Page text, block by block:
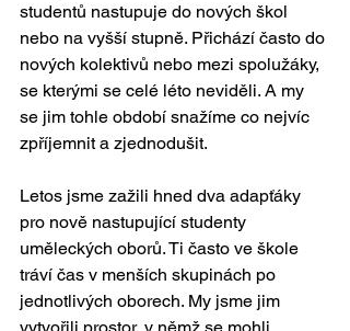
studentů nastupuje do nových škol
nebo na vyšší stupně. Přichází často do
nových kolektivů nebo mezi spolužáky,
se kterými se celé léto neviděli. A my
se jim tohle období snažíme co nejvíc
zpříjemnit a zjednodušit.
Letos jsme zažili hned dva adapťáky
pro nově nastupující studenty
uměleckých oborů. Ti často ve škole
tráví čas v menších skupinách po
jednotlivých oborech. My jsme jim